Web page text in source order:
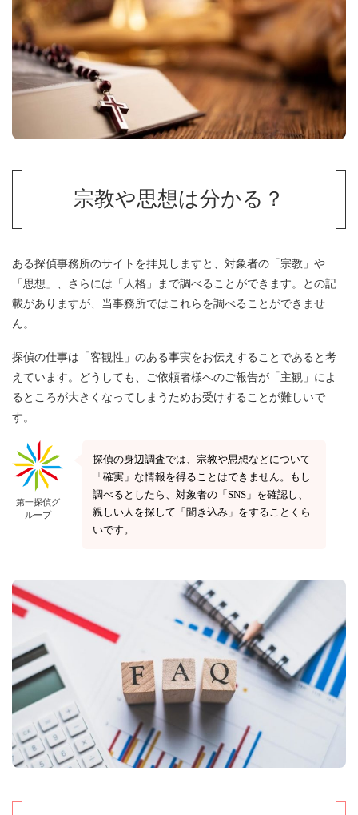
宗教や思想は分かる？
ある探偵事務所のサイトを拝見しますと、 対象者の「宗教」や
「思想」、さらには「人格」まで調べることができます 。との記
載がありますが、当事務所ではこれらを調べることができませ
ん。
探偵の仕事は「客観性」のある事実をお伝えすることであると考
えています。どうしても、ご依頼者様へのご報告が「主観」によ
るところが大きくなってしまうためお受けすることが難しいで
す。
第一探偵グ
ループ
探偵の身辺調査では、宗教や思想などについて
「確実」な情報を得ることはできません。もし
調べるとしたら、対象者の「SNS」を確認し、
親しい人を探して「聞き込み」をすることくら
いです。